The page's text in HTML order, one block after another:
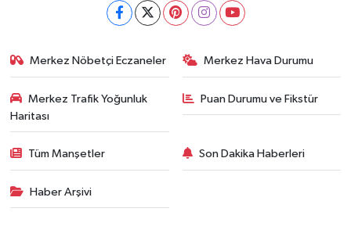
Merkez Nöbetçi Eczaneler Merkez Hava Durumu
Merkez Trafik Yoğunluk
Haritası
Puan Durumu ve Fikstür
Tüm Manşetler Son Dakika Haberleri
Haber Arşivi